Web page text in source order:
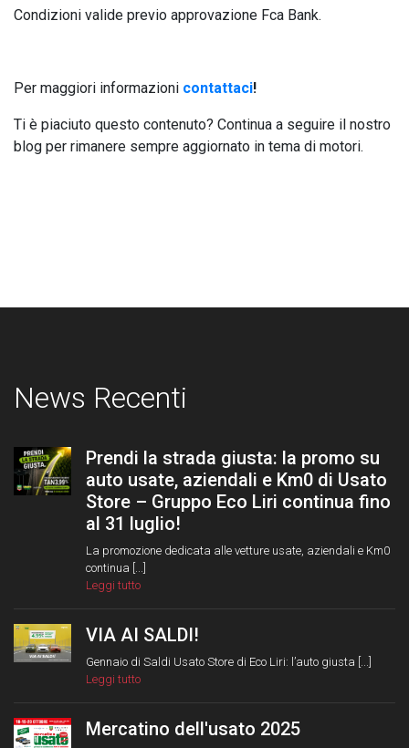
Condizioni valide previo approvazione Fca Bank.
Per maggiori informazioni contattaci!
Ti è piaciuto questo contenuto? Continua a seguire il nostro
blog per rimanere sempre aggiornato in tema di motori.
News Recenti
Prendi la strada giusta: la promo su
auto usate, aziendali e Km0 di Usato
Store – Gruppo Eco Liri continua fino
al 31 luglio!
La promozione dedicata alle vetture usate, aziendali e Km0
continua [...]
Leggi tutto
VIA AI SALDI!
Gennaio di Saldi Usato Store di Eco Liri: l’auto giusta [...]
Leggi tutto
Mercatino dell'usato 2025